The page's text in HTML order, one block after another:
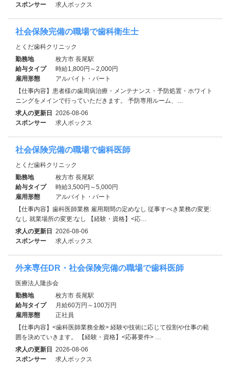
スポンサー
求人ボックス
社会保険完備の職場で歯科衛生士
とくだ歯科クリニック
勤務地
枚方市 長尾駅
給与タイプ
時給1,800円～2,000円
雇用形態
アルバイト・パート
【仕事内容】患者様の歯周病治療・メンテナンス・予防処置・ホワイト
ニングをメインで行っていただきます。 予防専用ルーム、…
求人の更新日 2026-08-06
スポンサー
求人ボックス
社会保険完備の職場で歯科医師
とくだ歯科クリニック
勤務地
枚方市 長尾駅
給与タイプ
時給3,500円～5,000円
雇用形態
アルバイト・パート
【仕事内容】歯科医師業務 雇用期間の定めなし 従事すべき業務の変更:
なし 就業場所の変更:なし 【経験・資格】<応…
求人の更新日 2026-08-06
スポンサー
求人ボックス
外来専任DR・社会保険完備の職場で歯科医師
医療法人隆歩会
勤務地
枚方市 長尾駅
給与タイプ
月給60万円～100万円
雇用形態
正社員
【仕事内容】<歯科医師業務全般> 経験や技術に応じて役割や仕事の範
囲を決めていきます。 【経験・資格】<応募要件> …
求人の更新日 2026-08-06
スポンサー
求人ボックス